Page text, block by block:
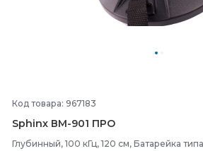
Код товара: 967183
Sphinx ВМ-901 ПРО
Глубинный, 100 кГц, 120 см, Батарейка